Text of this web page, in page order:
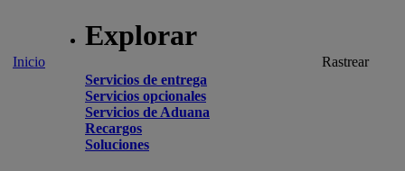
Inicio
Explorar
Servicios de entrega
Servicios opcionales
Servicios de Aduana
Recargos
Soluciones
Rastrear